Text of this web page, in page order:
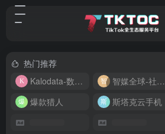
热门推荐
Kalodata-数据分析平台
智媒全球-社媒管理平台
爆款猎人
斯塔克云手机